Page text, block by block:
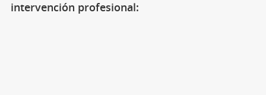
intervención profesional: